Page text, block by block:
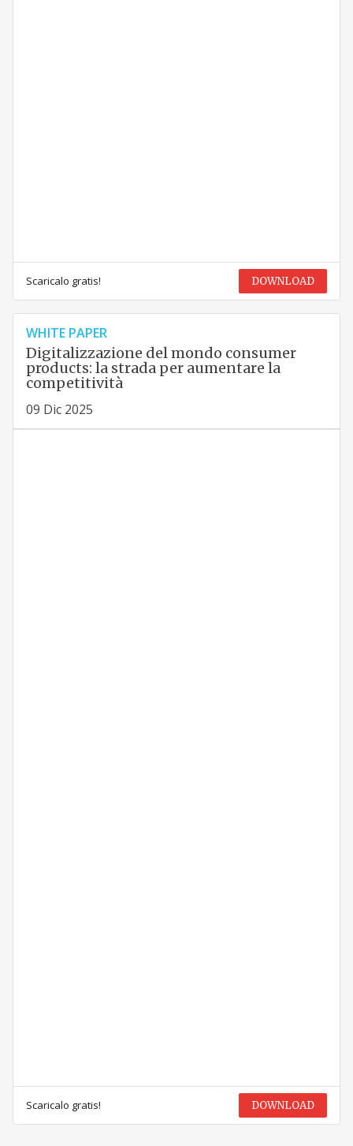
Scaricalo gratis! DOWNLOAD
WHITE PAPER
Digitalizzazione del mondo consumer
products: la strada per aumentare la
competitività
09 Dic 2025
Scaricalo gratis! DOWNLOAD